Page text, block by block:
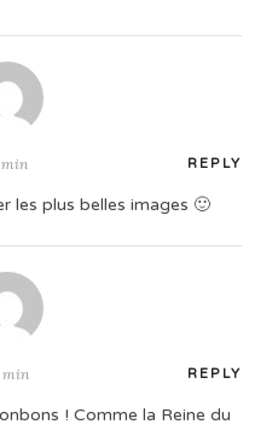
min REPLY
les plus belles images 🙂
min REPLY
! Comme la Reine du